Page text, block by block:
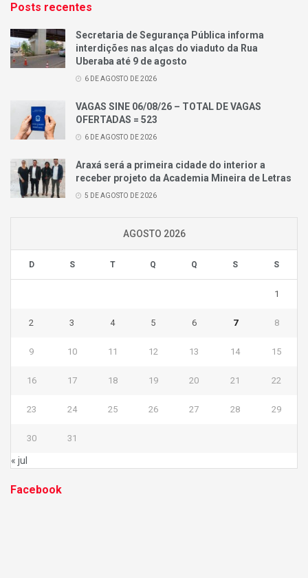
Posts recentes
Secretaria de Segurança Pública informa
interdições nas alças do viaduto da Rua
Uberaba até 9 de agosto
6 DE AGOSTO DE 2026
VAGAS SINE 06/08/26 – TOTAL DE VAGAS
OFERTADAS = 523
6 DE AGOSTO DE 2026
Araxá será a primeira cidade do interior a
receber projeto da Academia Mineira de Letras
5 DE AGOSTO DE 2026
AGOSTO 2026
D S T Q Q S S
1
2 3 4 5 6 7 8
9 10 11 12 13 14 15
16 17 18 19 20 21 22
23 24 25 26 27 28 29
30 31
« jul
Facebook